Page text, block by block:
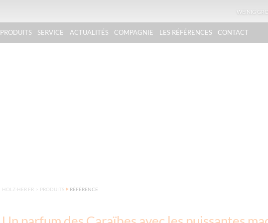
WEINIG
PRODUITS SERVICE ACTUALITÉS COMPAGNIE LES RÉFÉRENCES CONTACT
HOLZ-HER FR > PRODUITS RÉFÉRENCE